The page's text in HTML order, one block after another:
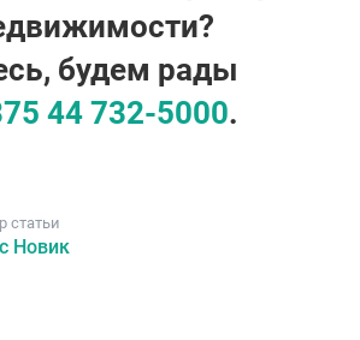
будем рады
44 732-5000.
статьи
Новик